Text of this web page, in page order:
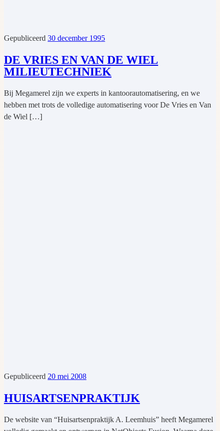
Gepubliceerd 30 december 1995
DE VRIES EN VAN DE WIEL
MILIEUTECHNIEK
Bij Megamerel zijn we experts in kantoorautomatisering, en we
hebben met trots de volledige automatisering voor De Vries en Van
de Wiel […]
Gepubliceerd 20 mei 2008
HUISARTSENPRAKTIJK
De website van “Huisartsenpraktijk A. Leemhuis” heeft Megamerel